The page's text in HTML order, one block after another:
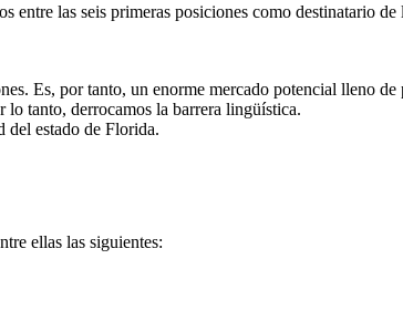
entre las seis primeras posiciones como destinatario
Es, por tanto, un enorme mercado potencial lleno de
lo tanto, derrocamos la barrera lingüística.
del estado de Florida.
ellas las siguientes: